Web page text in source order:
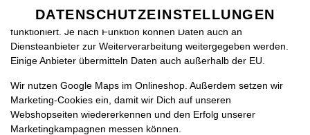
DE
SPRACHE ÄNDERN
DATENSCHUTZEINSTELLUNGEN
benötigt, damit bei Deinem Besuch unseres Webshops auch alles
funktioniert. Je nach Funktion können Daten auch an
Diensteanbieter zur Weiterverarbeitung weitergegeben werden.
Einige Anbieter übermitteln Daten auch außerhalb der EU.
Wir nutzen Google Maps im Onlineshop. Außerdem setzen wir
Marketing-Cookies ein, damit wir Dich auf unseren
Webshopseiten wiedererkennen und den Erfolg unserer
Marketingkampagnen messen können.